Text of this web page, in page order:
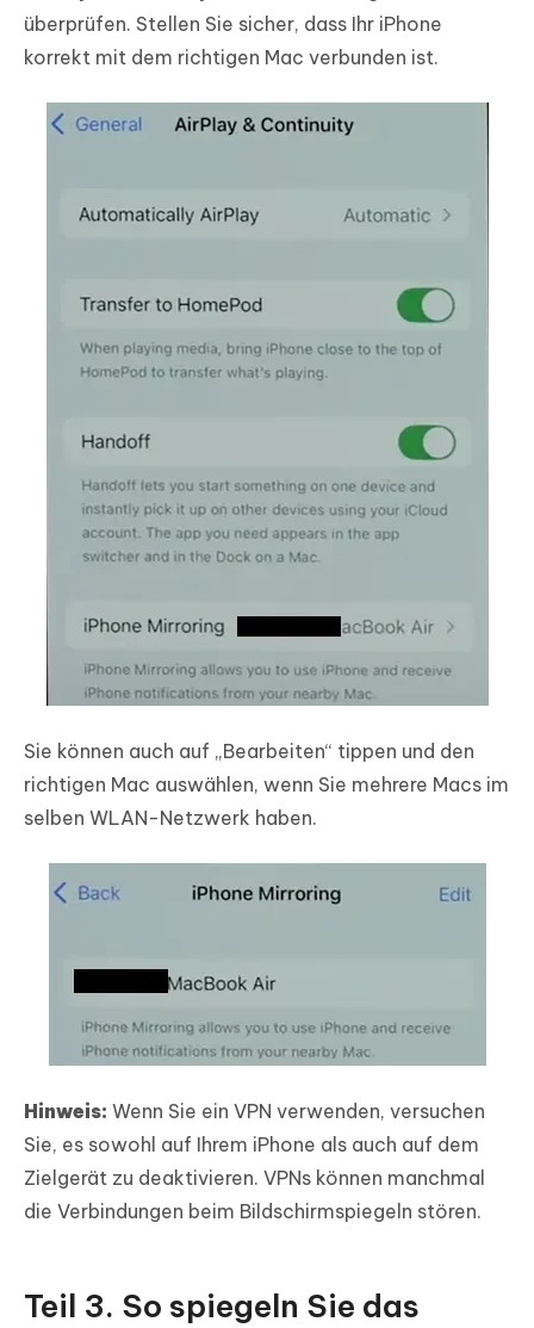
überprüfen. Stellen Sie sicher, dass Ihr iPhone
korrekt mit dem richtigen Mac verbunden ist.
Sie können auch auf „Bearbeiten“ tippen und den
richtigen Mac auswählen, wenn Sie mehrere Macs im
selben WLAN-Netzwerk haben.
Hinweis: Wenn Sie ein VPN verwenden, versuchen
Sie, es sowohl auf Ihrem iPhone als auch auf dem
Zielgerät zu deaktivieren. VPNs können manchmal
die Verbindungen beim Bildschirmspiegeln stören.
Teil 3. So spiegeln Sie das